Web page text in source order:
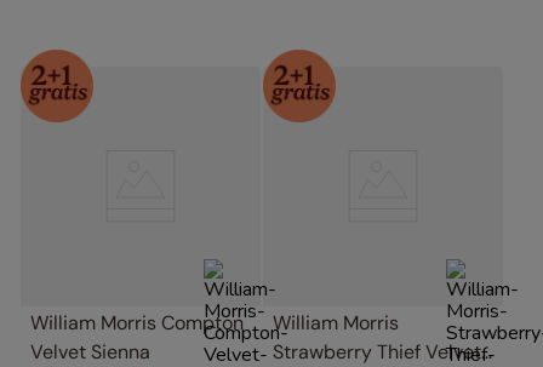
William Morris Compton
Velvet Sienna
William Morris
Strawberry Thief Velvet